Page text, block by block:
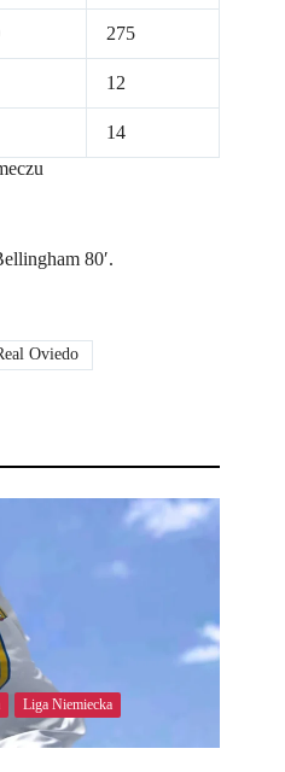
275
12
14
80′.
Oviedo
Liga Niemiecka